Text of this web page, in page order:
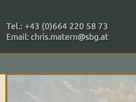
+43 (0)664 220 58 73
Zahlungsmethoden: RAIBA -